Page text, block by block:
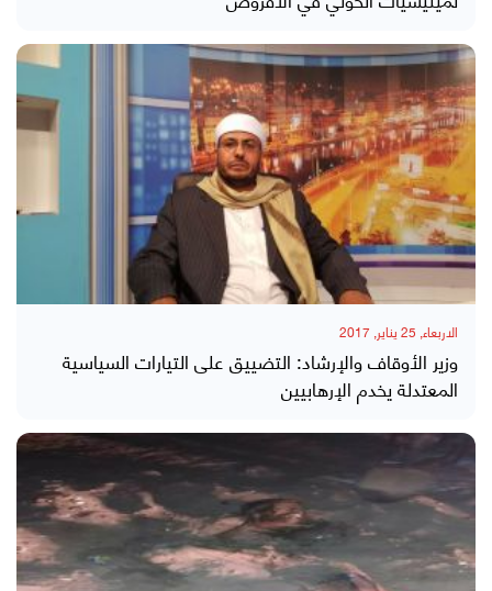
الاربعاء, 25 يناير, 2017
وزير الأوقاف والإرشاد: التضييق على التيارات السياسية
المعتدلة يخدم الإرهابيين